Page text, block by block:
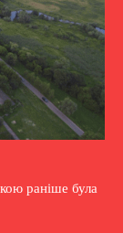
раніше була